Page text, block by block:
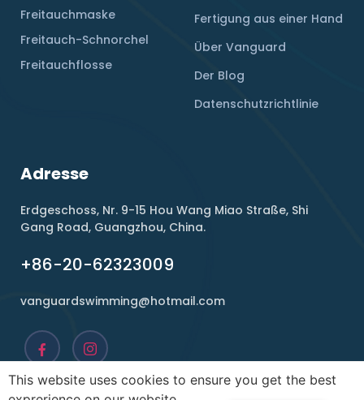
Freitauchmaske
Freitauch-Schnorchel
Freitauchflosse
Fertigung aus einer Hand
Über Vanguard
Der Blog
Datenschutzrichtlinie
Adresse
Erdgeschoss, Nr. 9-15 Hou Wang Miao Straße, Shi
Gang Road, Guangzhou, China.
+86-20-62323009
vanguardswimming@hotmail.com
This website uses cookies to ensure you get the best